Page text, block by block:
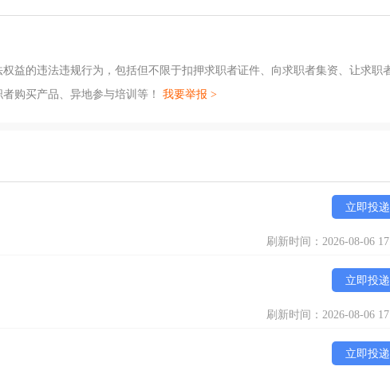
益的违法违规行为，包括但不限于扣押求职者证件、向求职者集资、让求职
购买产品、异地参与培训等！ 我要举报 >
立即投递
刷新时间：2026-08-06
立即投递
刷新时间：2026-08-06
立即投递